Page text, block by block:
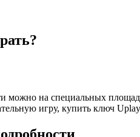
можно на специальных
игру, купить ключ